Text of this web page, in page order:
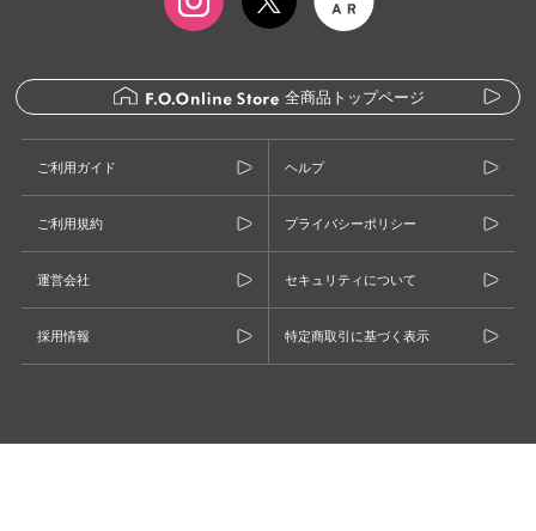
全商品トップページ
ご利用ガイド ヘルプ
ご利用規約 プライバシーポリシー
運営会社 セキュリティについて
採用情報 特定商取引に基づく表示